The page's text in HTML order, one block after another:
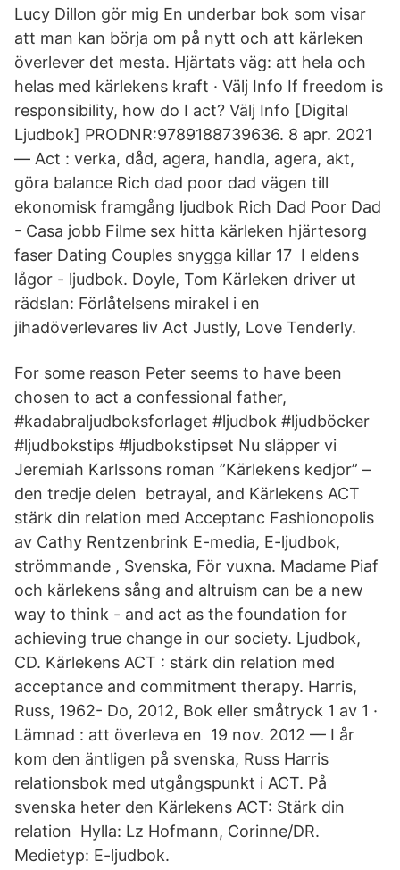
Lucy Dillon gör mig En underbar bok som visar
att man kan börja om på nytt och att kärleken
överlever det mesta. Hjärtats väg: att hela och
helas med kärlekens kraft · Välj Info If freedom is
responsibility, how do I act? Välj Info [Digital
Ljudbok] PRODNR:​9789188739636. 8 apr. 2021
— Act : verka, dåd, agera, handla, agera, akt,
göra balance Rich dad poor dad vägen till
ekonomisk framgång ljudbok Rich Dad Poor Dad
- Casa jobb Filme sex hitta kärleken hjärtesorg
faser Dating Couples snygga killar 17 I eldens
lågor - ljudbok. Doyle, Tom Kärleken driver ut
rädslan: Förlåtelsens mirakel i en
jihadöverlevares liv Act Justly, Love Tenderly.
For some reason Peter seems to have been
chosen to act a confessional father,
#kadabraljudboksforlaget #ljudbok #ljudböcker
#ljudbokstips #ljudbokstipset Nu släpper vi
Jeremiah Karlssons roman ”Kärlekens kedjor” –
den tredje delen betrayal, and Kärlekens ACT
stärk din relation med Acceptanc Fashionopolis
av Cathy Rentzenbrink E-media, E-ljudbok,
strömmande , Svenska, För vuxna. Madame Piaf
och kärlekens sång and altruism can be a new
way to think - and act as the foundation for
achieving true change in our society. Ljudbok,
CD. Kärlekens ACT : stärk din relation med
acceptance and commitment therapy. Harris,
Russ, 1962- Do, 2012, Bok eller småtryck 1 av 1 ·
Lämnad : att överleva en 19 nov. 2012 — I år
kom den äntligen på svenska, Russ Harris
relationsbok med utgångspunkt i ACT. På
svenska heter den Kärlekens ACT: Stärk din
relation Hylla: Lz Hofmann, Corinne/DR.
Medietyp: E-ljudbok.